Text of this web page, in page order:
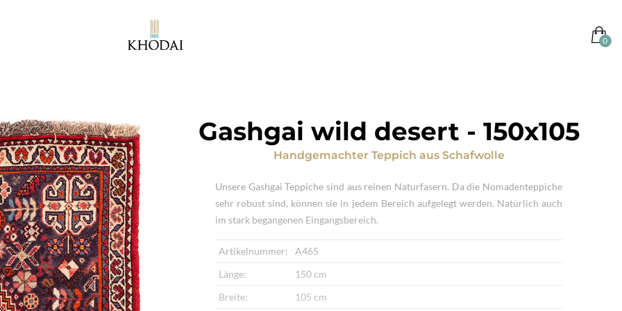
Gashgai wild desert - 150x105
Handgemachter Teppich aus Schafwolle
Unsere Gashgai Teppiche sind aus reinen Naturfasern. Da die Nomadenteppiche
sehr robust sind, können sie in jedem Bereich aufgelegt werden. Natürlich auch
im stark begangenen Eingangsbereich.
Artikelnummer:
A465
Länge:
150 cm
Breite:
105 cm